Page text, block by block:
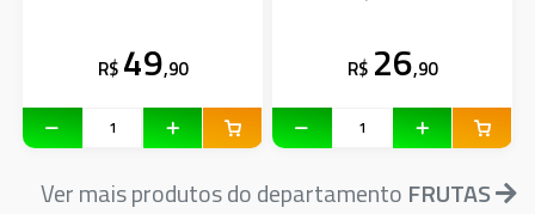
R$ 49,90 R$ 26,90
Ver mais produtos do departamento FRUTAS